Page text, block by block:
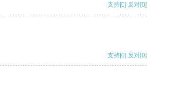
支持[0] 反对[0]
支持[0] 反对[0]